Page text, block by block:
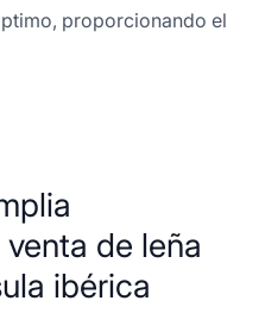
proporcionando el
de leña
ibérica